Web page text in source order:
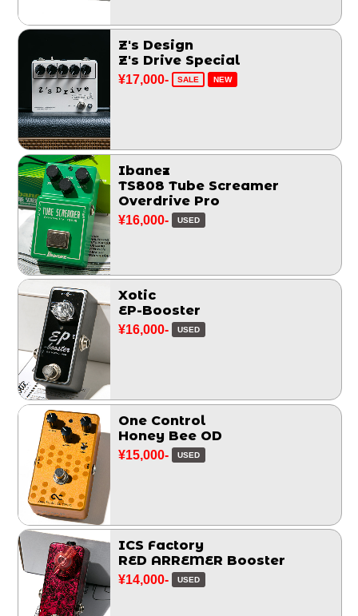
Z's Design
Z's Drive Special
¥17,000- SALE NEW
Ibanez
TS808 Tube Screamer
Overdrive Pro
¥16,000- USED
Xotic
EP-Booster
¥16,000- USED
One Control
Honey Bee OD
¥15,000- USED
ICS Factory
RED ARREMER Booster
¥14,000- USED